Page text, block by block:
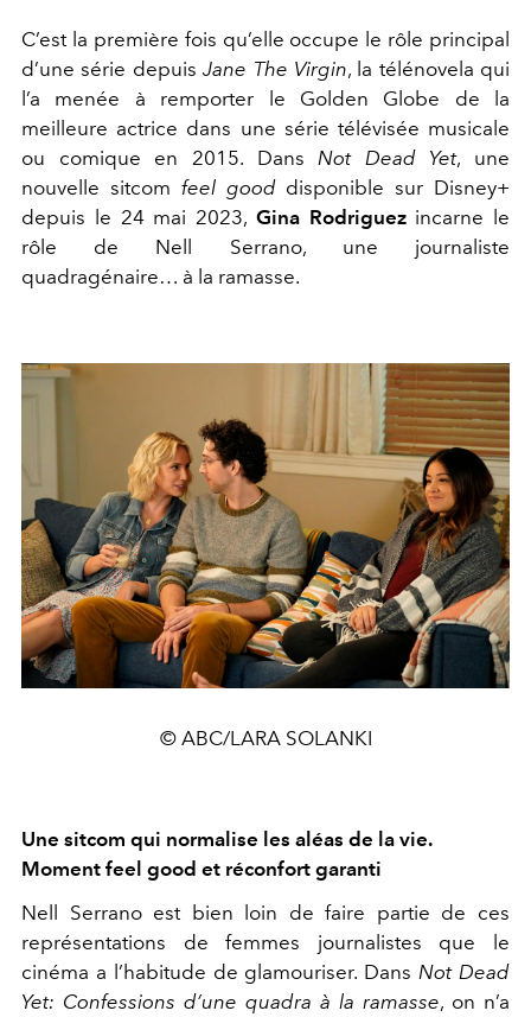
C’est la première fois qu’elle occupe le rôle principal
d’une série depuisJane The Virgin, la télénovela qui
l’a menée à remporter le Golden Globe de la
meilleure actrice dans une série télévisée musicale
ou comique en 2015. Dans Not Dead Yet, une
nouvelle sitcom feel good disponible sur Disney+
depuis le 24 mai 2023, Gina Rodriguezincarne le
rôle de Nell Serrano, une journaliste
quadragénaire… à la ramasse.
© ABC/LARA SOLANKI
Une sitcom qui normalise les aléas de la vie.
Moment feel good et réconfort garanti
Nell Serrano est bien loin de faire partie de ces
représentations de femmes journalistes que le
cinéma a l’habitude de glamouriser. Dans Not Dead
Yet: Confessions d’une quadra à la ramasse, on n’a